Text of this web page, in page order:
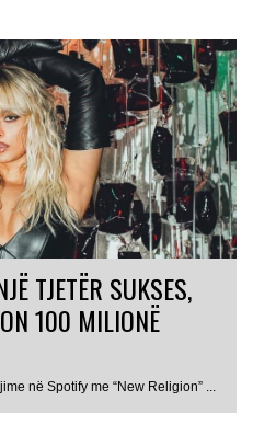
TJETËR SUKSES,
100 MILIONË
në Spotify me “New Religion” ...